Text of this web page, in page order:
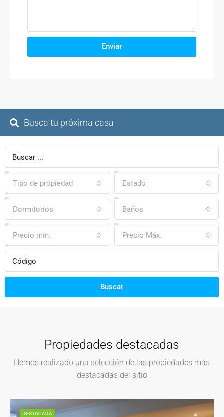
Enviar
Busca tu próxima casa
Tipo de propiedad Estado
Dormitorios Baños
Precio mín. Precio Máx.
Buscar
Propiedades destacadas
Hemos realizado una selección de las propiedades más
destacadas del sitio
DESTACADA